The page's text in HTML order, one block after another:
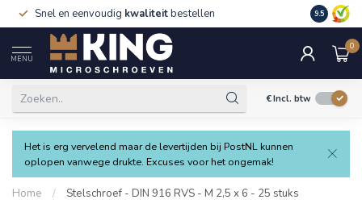
Snel en eenvoudig kwaliteitbestellen 9.5
MENU
0
€Incl. btw
Het is erg vervelend maar de levertijden bij PostNL kunnen
oplopen vanwege drukte. Excuses voor het ongemak!
Home / Stelschroef - DIN 916 RVS - M 2,5 x 6 - 25 stuks